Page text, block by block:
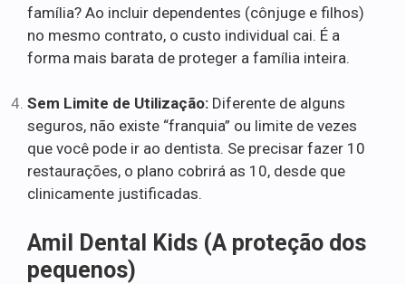
família? Ao incluir dependentes (cônjuge e filhos)
no mesmo contrato, o custo individual cai. É a
forma mais barata de proteger a família inteira.
Sem Limite de Utilização: Diferente de alguns
seguros, não existe “franquia” ou limite de vezes
que você pode ir ao dentista. Se precisar fazer 10
restaurações, o plano cobrirá as 10, desde que
clinicamente justificadas.
Amil Dental Kids (A proteção dos
pequenos)